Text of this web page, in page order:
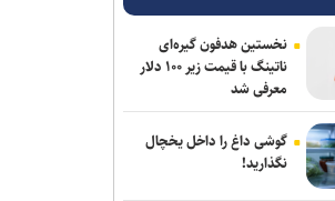
نخستین هدفون گیره‌ای
ناتینگ با قیمت زیر ۱۰۰ دلار
معرفی شد
گوشی داغ را داخل یخچال
نگذارید!